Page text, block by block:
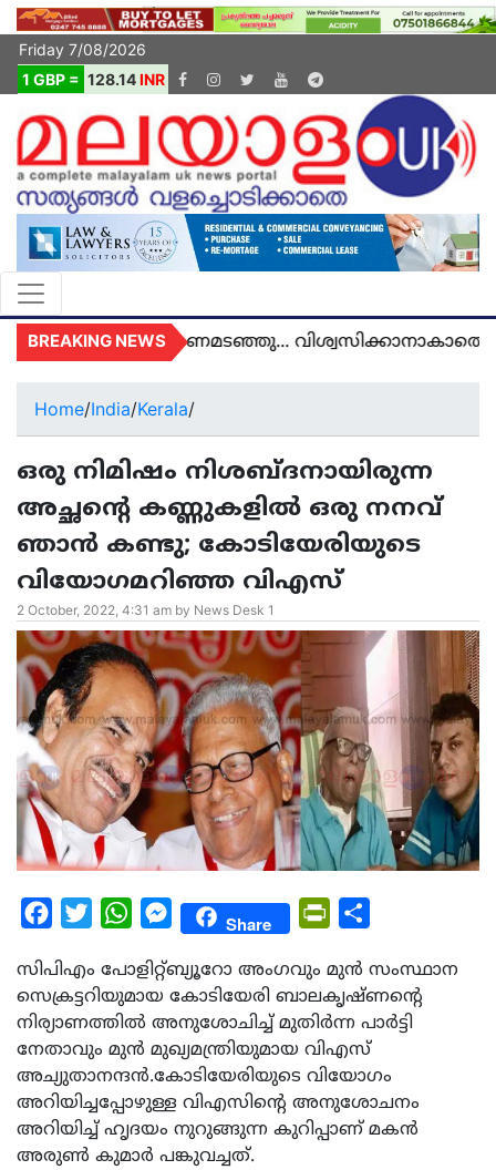
Friday 7/08/2026
1 GBP = 128.14INR
BREAKING NEWS
മരണമടഞ്ഞു... വിശ്വസിക്കാനാകാതെ
Home/India/Kerala/
ഒരു നിമിഷം നിശബ്ദനായിരുന്ന
അച്ഛന്റെ കണ്ണുകളില്‍ ഒരു നനവ്
ഞാൻ കണ്ടു; കോടിയേരിയുടെ
വിയോഗമറിഞ്ഞ വിഎസ്
2 October, 2022, 4:31 am by News Desk 1
Facebook
Twitter WhatsAppMessengerShare PrintFriendly
സിപിഎം പോളിറ്റ്ബ്യൂറോ അംഗവും മുന്‍ സംസ്ഥാന
സെക്രട്ടറിയുമായ കോടിയേരി ബാലകൃഷ്ണന്റെ
നിര്യാണത്തില്‍ അനുശോചിച്ച് മുതിര്‍ന്ന പാര്‍ട്ടി
നേതാവും മുന്‍ മുഖ്യമന്ത്രിയുമായ വിഎസ്
അച്യുതാനന്ദന്‍.കോടിയേരിയുടെ വിയോഗം
അറിയിച്ചപ്പോഴുള്ള വിഎസിന്റെ അനുശോചനം
അറിയിച്ച് ഹൃദയം നുറുങ്ങുന്ന കുറിപ്പാണ് മകന്‍
അരുണ്‍ കുമാര്‍ പങ്കുവച്ചത്.